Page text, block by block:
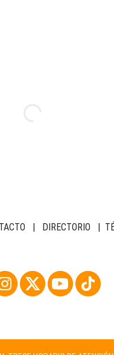
| DIRECTORIO |